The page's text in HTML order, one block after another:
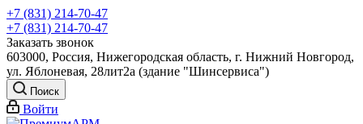
+7 (831) 214-70-47
+7 (831) 214-70-47
Заказать звонок
603000, Россия, Нижегородская область, г. Нижний Новгород,
ул. Яблоневая, 28лит2а (здание "Шинсервиса")
Поиск
Войти